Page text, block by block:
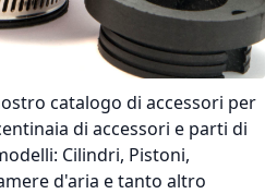
catalogo di accessori per
di accessori e parti di
Cilindri, Pistoni,
d'aria e tanto altro